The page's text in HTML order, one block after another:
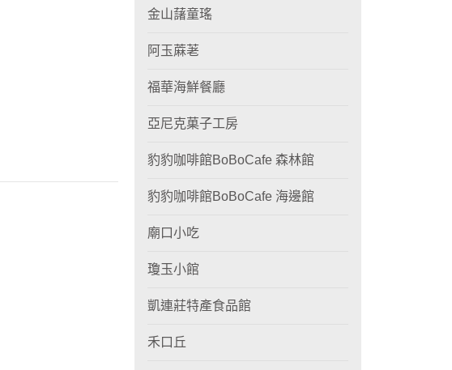
金山藷童瑤
阿玉蔴荖
福華海鮮餐廳
亞尼克菓子工房
豹豹咖啡館BoBoCafe 森林館
豹豹咖啡館BoBoCafe 海邊館
廟口小吃
瓊玉小館
凱連莊特產食品館
禾口丘